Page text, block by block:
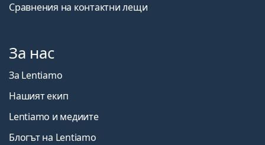
Сравнения на контактни лещи
За нас
За Lentiamo
Нашият екип
Lentiamo и медиите
Блогът на Lentiamo